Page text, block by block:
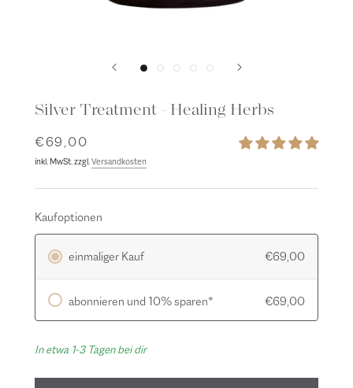
Silver Treatment - Healing Herbs
€69,00
inkl. MwSt. zzgl. Versandkosten
Kaufoptionen
einmaliger Kauf €69,00
abonnieren und 10% sparen* €69,00
In etwa 1-3 Tagen bei dir